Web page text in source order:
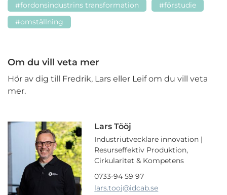
#fordonsindustrins transformation
#förstudie
#omställning
Om du vill veta mer
Hör av dig till Fredrik, Lars eller Leif om du vill veta
mer.
Lars Tööj
Industriutvecklare innovation |
Resurseffektiv Produktion,
Cirkularitet & Kompetens
0733-94 59 97
lars.tooj@idcab.se